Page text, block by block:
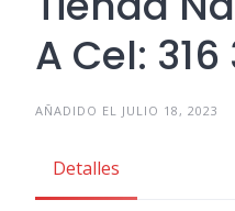
A Cel: 316
AÑADIDO EL JULIO 18, 2023
Detalles